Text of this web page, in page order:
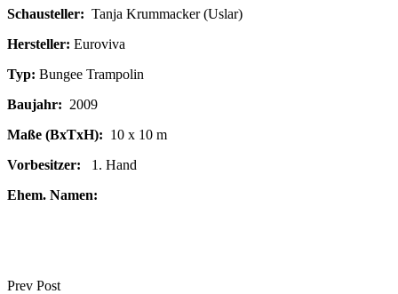
Schausteller: Tanja Krummacker (Uslar)
Hersteller: Euroviva
Typ: Bungee Trampolin
Baujahr: 2009
Maße (BxTxH): 10 x 10 m
Vorbesitzer: 1. Hand
Ehem. Namen:
Prev Post